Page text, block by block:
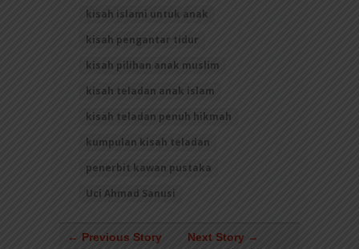
kisah islami untuk anak
kisah pengantar tidur
kisah pilihan anak muslim
kisah teladan anak islam
kisah teladan penuh hikmah
kumpulan kisah teladan
penerbit kawan pustaka
Uci Ahmad Sanusi
← Previous Story Next Story →